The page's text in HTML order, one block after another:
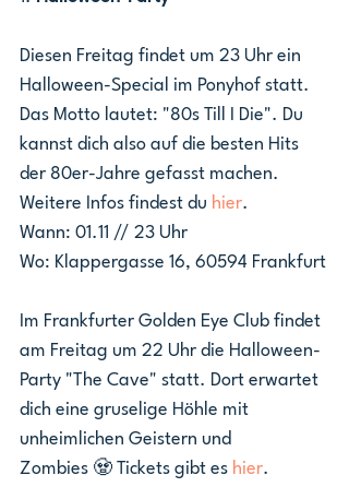
Diesen Freitag findet um 23 Uhr ein
Halloween-Special im Ponyhof statt.
Das Motto lautet: "80s Till I Die". Du
kannst dich also auf die besten Hits
der 80er-Jahre gefasst machen.
Weitere Infos findest du hier.
Wann: 01.11 // 23 Uhr
Wo: Klappergasse 16, 60594 Frankfurt
Im Frankfurter Golden Eye Club findet
am Freitag um 22 Uhr die Halloween-
Party "The Cave" statt. Dort erwartet
dich eine gruselige Höhle mit
unheimlichen Geistern und
Zombies 🧟 Tickets gibt es hier.